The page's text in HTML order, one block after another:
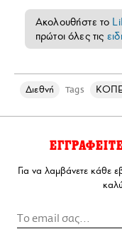
Ακολουθήστε το
πρώτοι όλες τις
Διεθνή Tags
Για να λαμβάνετε κάθε